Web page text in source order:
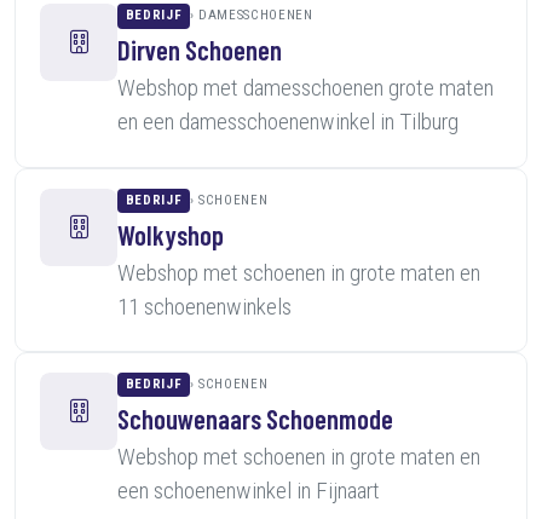
BEDRIJF DAMESSCHOENEN
Dirven Schoenen
Webshop met damesschoenen grote maten
en een damesschoenenwinkel in Tilburg
BEDRIJF SCHOENEN
Wolkyshop
Webshop met schoenen in grote maten en
11 schoenenwinkels
BEDRIJF SCHOENEN
Schouwenaars Schoenmode
Webshop met schoenen in grote maten en
een schoenenwinkel in Fijnaart